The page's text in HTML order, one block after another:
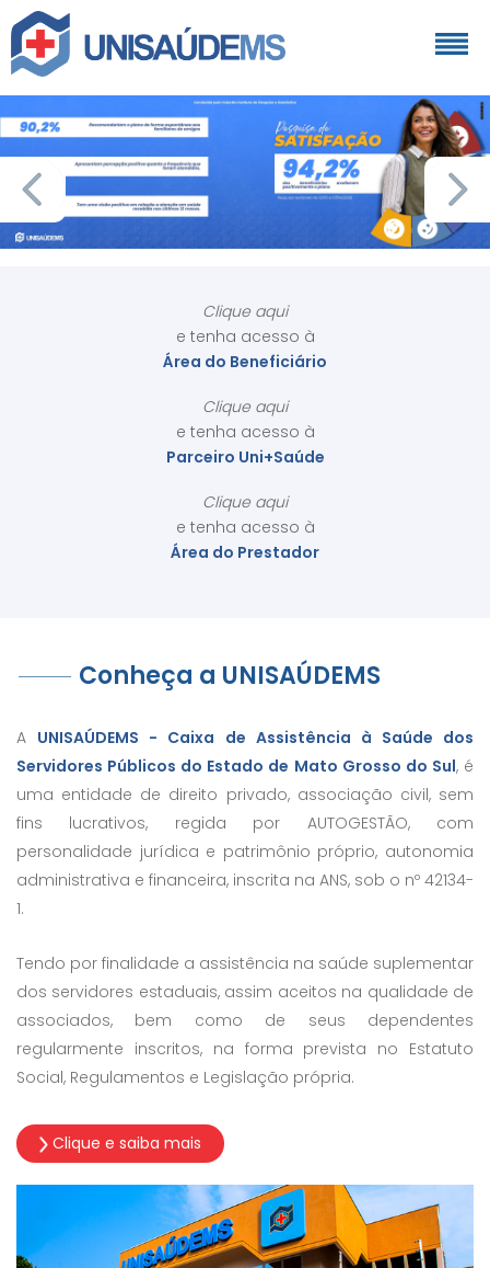
Clique aqui
e tenha acesso à
Área do Beneficiário
Clique aqui
e tenha acesso à
Parceiro Uni+Saúde
Clique aqui
e tenha acesso à
Área do Prestador
Conheça a UNISAÚDEMS
A UNISAÚDEMS - Caixa de Assistência à Saúde dos
Servidores Públicos do Estado de Mato Grosso do Sul, é
uma entidade de direito privado, associação civil, sem
fins lucrativos, regida por AUTOGESTÃO, com
personalidade jurídica e patrimônio próprio, autonomia
administrativa e financeira, inscrita na ANS, sob o nº 42134-
1.
Tendo por finalidade a assistência na saúde suplementar
dos servidores estaduais, assim aceitos na qualidade de
associados, bem como de seus dependentes
regularmente inscritos, na forma prevista no Estatuto
Social, Regulamentos e Legislação própria.
Clique e saiba mais